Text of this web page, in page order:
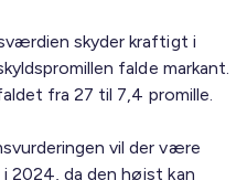
skyder kraftigt i
falde markant.
fra 27 til 7,4 promille.
vil der være
2024, da den højst kan